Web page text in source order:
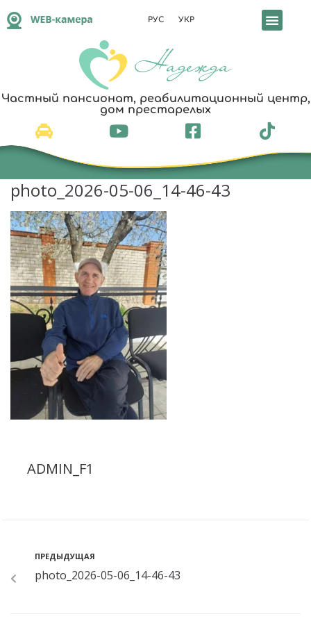
РУС УКР
Частный пансионат, реабилитационный центр,
дом престарелых
photo_2026-05-06_14-46-43
ADMIN_F1
ПРЕДЫДУЩАЯ
photo_2026-05-06_14-46-43